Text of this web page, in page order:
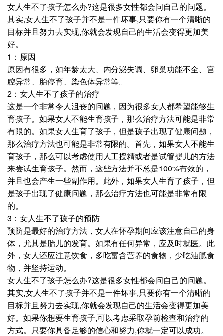
女人生不了孩子怎么办?这是很多女性都会问自己的问题。
其实,女人生不了孩子并不是一件坏事,只要你有一个清晰的
目标并且努力去实现,你就会发现自己的生活会变得更加美
好。
1：原因
原因有很多，如年龄太大、内分泌失调、卵巢功能不全、宫
腔异常、胎停育、染色体异常等。
2：女人生不了孩子的治疗
这是一个非常令人沮丧的问题，因为很多女人都希望能够生
育孩子。如果女人不能生育孩子，那么治疗方法可能是非常
有限的。如果女人生育了孩子，但是孩子出现了健康问题，
那么治疗方法也可能是非常有限的。首先，如果女人不能生
育孩子，那么可以考虑使用人工授精或者是试管婴儿的方法
来尝试生育孩子。然而，这些方法并不总是100%有效的，
并且也会产生一些副作用。此外，如果女人生育了孩子，但
是孩子出现了健康问题，那么治疗方法也可能是非常有限
的。
3：女人生不了孩子的预防
预防是最好的治疗方法，女人在怀孕期间应该注意自己的身
体，尤其是胎儿的发育。如果有任何异常，应及时就医。此
外，女人还应注意饮食，多吃富含营养的食物，少吃油腻食
物，并坚持运动。
女人生不了孩子怎么办?这是很多女性都会问自己的问题。
其实,女人生不了孩子并不是一件坏事,只要你有一个清晰的
目标并且努力去实现,你就会发现自己的生活会变得更加美
好。如果你想要生育孩子,可以考虑采取孕前检查和治疗的
方式。只要你具备足够的信心和努力,你就一定可以成功。